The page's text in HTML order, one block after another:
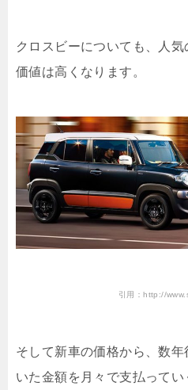
クロスビーについても、人
価値は高くなります。
引用：http://
そして新車の価格から、数年
いた金額を月々で支払ってい